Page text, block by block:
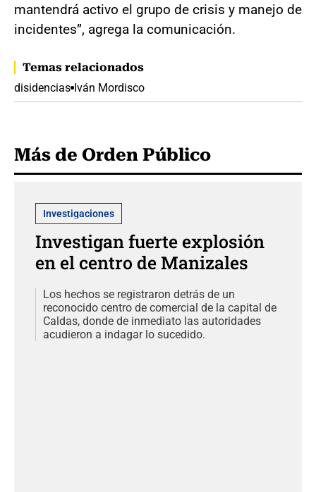
mantendrá activo el grupo de crisis y manejo de
incidentes”, agrega la comunicación.
Temas relacionados
disidencias Iván Mordisco
Más de Orden Público
Investigaciones
Investigan fuerte explosión
en el centro de Manizales
Los hechos se registraron detrás de un
reconocido centro de comercial de la capital de
Caldas, donde de inmediato las autoridades
acudieron a indagar lo sucedido.